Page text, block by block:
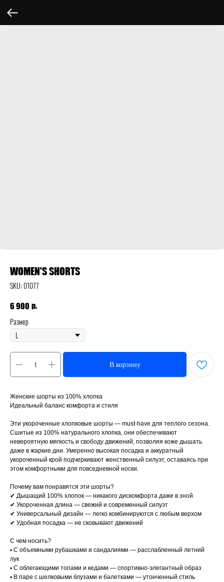
WOMEN'S SHORTS
SKU: 01077
6 900 р.
Размер
В корзину
Женские шорты из 100% хлопка
Идеальный баланс комфорта и стиля
Эти укороченные хлопковые шорты — must-have для теплого сезона.
Сшитые из 100% натурального хлопка, они обеспечивают
невероятную мягкость и свободу движений, позволяя коже дышать
даже в жаркие дни. Умеренно высокая посадка и аккуратный
укороченный крой подчеркивают женственный силуэт, оставаясь при
этом комфортными для повседневной носки.
Почему вам понравятся эти шорты?
✔ Дышащий 100% хлопок — никакого дискомфорта даже в зной
✔ Укороченная длина — свежий и современный силуэт
✔ Универсальный дизайн — легко комбинируются с любым верхом
✔ Удобная посадка — не сковывают движений
С чем носить?
▪ С объемными рубашками и сандалиями — расслабленный летний
лук
▪ С облегающими топами и кедами — спортивно-элегантный образ
▪ В паре с шелковыми блузами и балетками — утонченный стиль